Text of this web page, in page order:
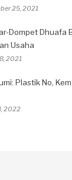
25, 2021
Dompet Dhuafa
Usaha
2021
Plastik No,
2022